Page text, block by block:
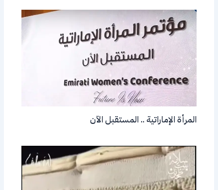
المرأة الإماراتية .. المستقبل الآن